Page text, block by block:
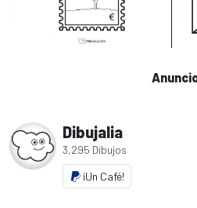
Dibujalia
3,295 Dibujos
¡Un Café!